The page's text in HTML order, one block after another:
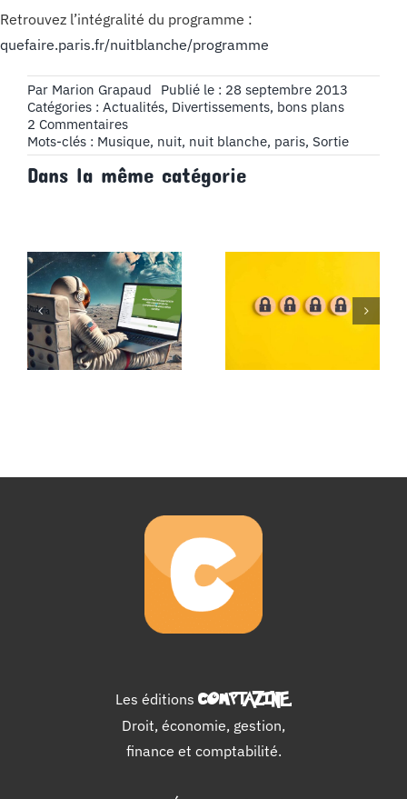
Retrouvez l’intégralité du programme :
quefaire.paris.fr/nuitblanche/programme
Par Marion Grapaud
Publié le : 28 septembre 2013
Catégories : Actualités, Divertissements, bons plans
2 Commentaireson
Nuit
Blanche
2013
Mots-clés : Musique, nuit, nuit blanche, paris, Sortie
Dans la même catégorie
Cours BTS CG
: Votre
plateforme
d’apprentissage
complète
pour le BTS
Comptabilité
et Gestion
protéger ses
Les éditions COMPTAZINE.
Droit, économie, gestion,
finance et comptabilité.